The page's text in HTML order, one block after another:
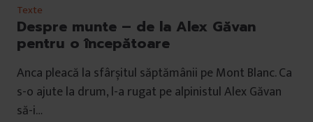
Texte
Despre munte – de la Alex Găvan
pentru o începătoare
Anca pleacă la sfârșitul săptămânii pe Mont Blanc. Ca
s-o ajute la drum, l-a rugat pe alpinistul Alex Găvan
să-i…